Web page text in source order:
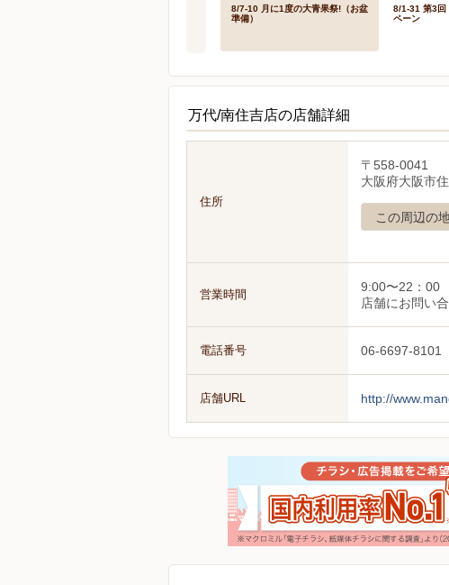
8/7-10 月に1度の大青果祭!（お盆
準備）
8/1-31 第3回
ペーン
万代/南住吉店の店舗詳細
住所
〒558-0041
大阪府大阪市
この周辺の
営業時間
9:00〜22：00
店舗にお問い
電話番号 06-6697-8101
店舗URL http://